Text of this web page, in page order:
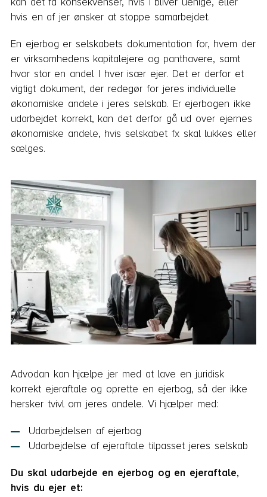
hvis en af jer ønsker at stoppe samarbejdet.
En ejerbog er selskabets dokumentation for, hvem der
er virksomhedens kapitalejere og panthavere, samt
hvor stor en andel I hver især ejer. Det er derfor et
vigtigt dokument, der redegør for jeres individuelle
økonomiske andele i jeres selskab. Er ejerbogen ikke
udarbejdet korrekt, kan det derfor gå ud over ejernes
økonomiske andele, hvis selskabet fx skal lukkes eller
sælges.
Advodan kan hjælpe jer med at lave en juridisk
korrekt ejeraftale og oprette en ejerbog, så der ikke
hersker tvivl om jeres andele. Vi hjælper med:
Udarbejdelsen af ejerbog
Udarbejdelse af ejeraftale tilpasset jeres selskab
Du skal udarbejde en ejerbog og en ejeraftale,
hvis du ejer et: